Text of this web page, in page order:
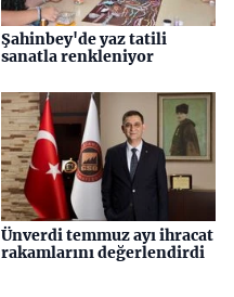
Şahinbey'de yaz tatili
sanatla renkleniyor
Ünverdi temmuz ayı ihracat
rakamlarını değerlendirdi